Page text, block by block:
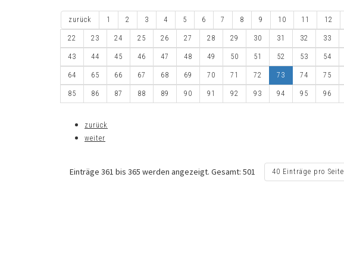
zurück 1 2 3 4 5 6 7 8 9 10 11 12
22 23 24 25 26 27 28 29 30 31 32 33
43 44 45 46 47 48 49 50 51 52 53 54
64 65 66 67 68 69 70 71 72 73 74 75
85 86 87 88 89 90 91 92 93 94 95 96
zurück
weiter
Einträge 361 bis 365 werden angezeigt. Gesamt: 501 40 Einträge pro Seite